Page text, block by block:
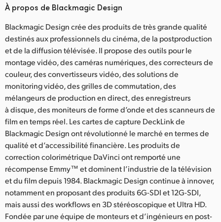
À propos de Blackmagic Design
Blackmagic Design crée des produits de très grande qualité
destinés aux professionnels du cinéma, de la postproduction
et de la diffusion télévisée. Il propose des outils pour le
montage vidéo, des caméras numériques, des correcteurs de
couleur, des convertisseurs vidéo, des solutions de
monitoring vidéo, des grilles de commutation, des
mélangeurs de production en direct, des enregistreurs
à disque, des moniteurs de forme d’onde et des scanneurs de
film en temps réel. Les cartes de capture DeckLink de
Blackmagic Design ont révolutionné le marché en termes de
qualité et d’accessibilité financière. Les produits de
correction colorimétrique DaVinci ont remporté une
récompense Emmy™ et dominent l’industrie de la télévision
et du film depuis 1984. Blackmagic Design continue à innover,
notamment en proposant des produits 6G-SDI et 12G-SDI,
mais aussi des workflows en 3D stéréoscopique et Ultra HD.
Fondée par une équipe de monteurs et d’ingénieurs en post-